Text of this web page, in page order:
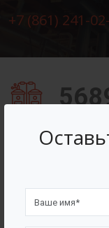
+7 (861) 241-
Счастливых клиентов